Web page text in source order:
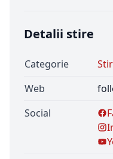
Detalii stire
Categorie
Web
Social